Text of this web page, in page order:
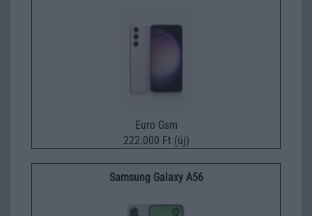
Euro Gsm
222.000 Ft (új)
Samsung Galaxy A56